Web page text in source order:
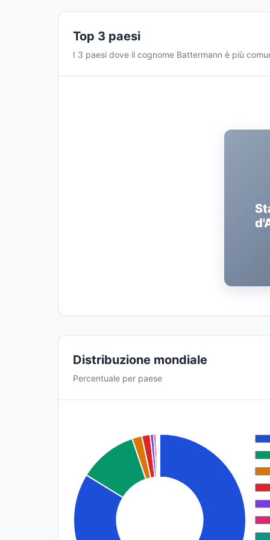
Top 3 paesi
I 3 paesi dove il cognome Battermann è più
Distribuzione mondiale
Percentuale per paese